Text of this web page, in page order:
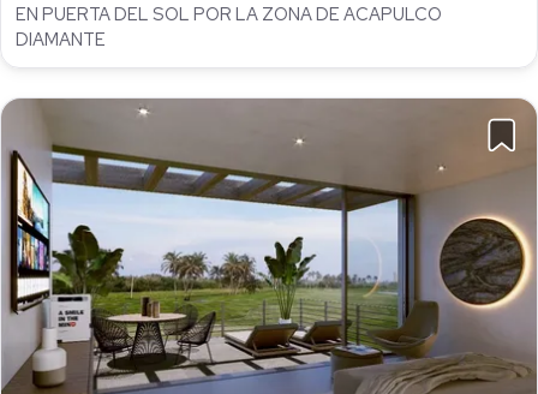
EN PUERTA DEL SOL POR LA ZONA DE ACAPULCO
DIAMANTE